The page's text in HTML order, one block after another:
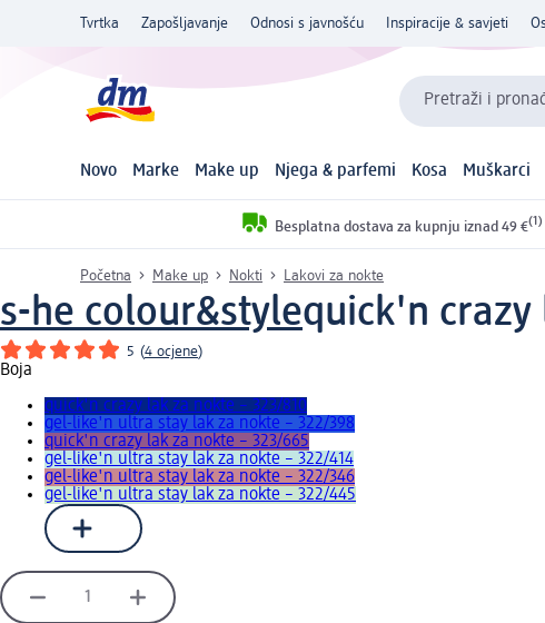
Tvrtka Zapošljavanje Odnosi s javnošću Inspiracije & savjeti
Pretraži i
Novo Marke Make up Njega & parfemi Kosa Muškarci
Besplatna dostava za kupnju iznad 49 €(1)
Početna Make up Nokti Lakovi za nokte
s-he colour&stylequick'n crazy
5 (4 ocjene)
Boja
quick'n crazy lak za nokte – 323/810
gel-like'n ultra stay lak za nokte – 322/398
quick'n crazy lak za nokte – 323/665
gel-like'n ultra stay lak za nokte – 322/414
gel-like'n ultra stay lak za nokte – 322/346
gel-like'n ultra stay lak za nokte – 322/445